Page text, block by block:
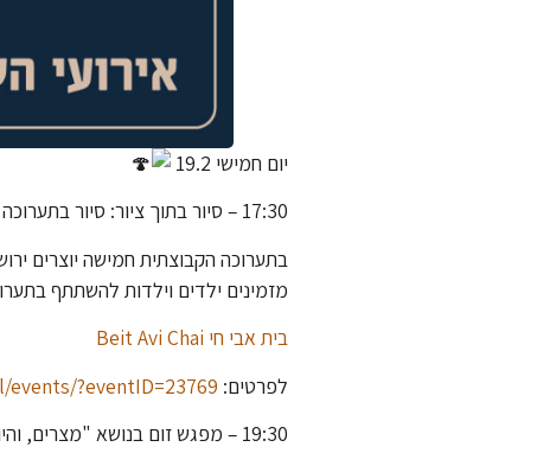
יום חמישי 19.2
17:30 – סיור בתוך ציור: סיור בתערוכה וסדנת יצירה אישית בהשראת התערוכה "אֵלֶּה כָּרֶגַע חַיַּי"
בתערוכה הקבוצתית חמישה יוצרים
מזמינים ילדים וילדות להשתתף
בית אבי חי Beit Avi Chai
לפרטים: ?eventID=23769
19:30 – מפגש זום בנושא "מצרים, והיום שאחרי בעזה" במסגרת בית המדרש היהודי מוסלמי